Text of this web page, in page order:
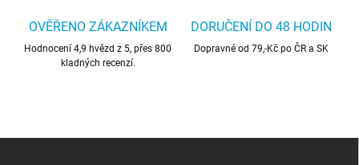
OVĚŘENO ZÁKAZNÍKEM
Hodnocení 4,9 hvězd z 5, přes 800
kladných recenzí.
DORUČENÍ DO 48 HODIN
Dopravné od 79,-Kč po ČR a SK